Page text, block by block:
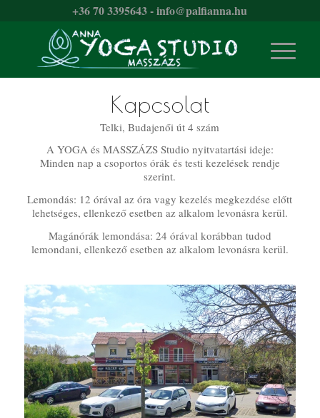
+36 70 3395643 - info@palfianna.hu
Kapcsolat
Telki, Budajenői út 4 szám
A YOGA és MASSZÁZS Studio nyitvatartási ideje:
Minden nap a csoportos órák és testi kezelések rendje
szerint.
Lemondás: 12 órával az óra vagy kezelés megkezdése előtt
lehetséges, ellenkező esetben az alkalom levonásra kerül.
Magánórák lemondása: 24 órával korábban tudod
lemondani, ellenkező esetben az alkalom levonásra kerül.